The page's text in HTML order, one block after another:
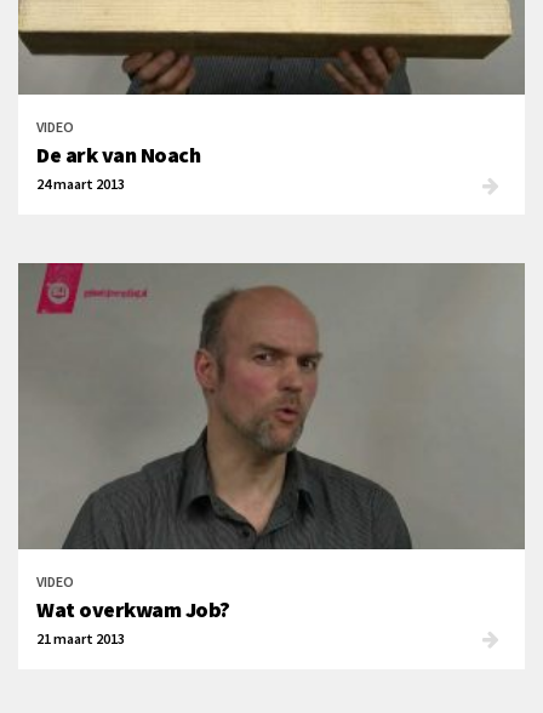
VIDEO
De ark van Noach
24 maart 2013
VIDEO
Wat overkwam Job?
21 maart 2013